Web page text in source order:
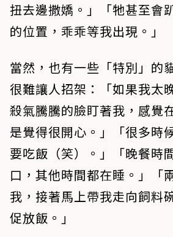
扭去邊撒嬌。」「牠甚至會
的位置，乖乖等我出現。」
當然，也有一些「特別」的
很難讓人招架：「如果我太
殺氣騰騰的臉盯著我，感覺
是覺得很開心。」「很多時
要吃飯（笑）。」「晚餐時
口，其他時間都在睡。」「
我，接著馬上帶我走向飼料
促放飯。」